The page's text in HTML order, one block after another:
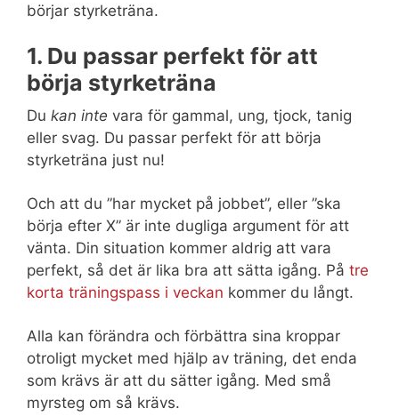
börjar styrketräna.
1. Du passar perfekt för att
börja styrketräna
Du kan inte vara för gammal, ung, tjock, tanig
eller svag. Du passar perfekt för att börja
styrketräna just nu!
Och att du ”har mycket på jobbet”, eller ”ska
börja efter X” är inte dugliga argument för att
vänta. Din situation kommer aldrig att vara
perfekt, så det är lika bra att sätta igång. På tre
korta träningspass i veckan kommer du långt.
Alla kan förändra och förbättra sina kroppar
otroligt mycket med hjälp av träning, det enda
som krävs är att du sätter igång. Med små
myrsteg om så krävs.